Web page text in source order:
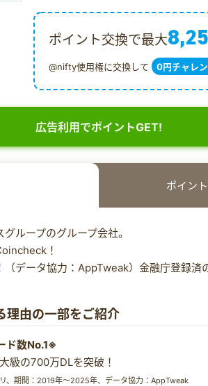
ポイント交換で最大
@nifty使用権に交換して 0円チャレ
広告利用でポイントGET!
ポイン
ループのグループ会社。
！
データ協力：AppTweak）金融庁登録済
由の一部をご紹介
ド数No.1※
級の700万DLを突破！
、期間：2019年〜2025年、データ協力：AppTweak